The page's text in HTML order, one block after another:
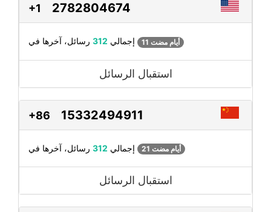
+1 2782804674
إجمالي 312 11 أيام مضت
استقبال الرسائل
+86 15332494911
إجمالي 312 21 أيام مضت
استقبال الرسائل